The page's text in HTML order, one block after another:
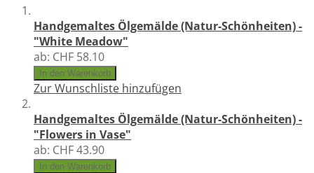
Handgemaltes Ölgemälde (Natur-Schönheiten) -
"White Meadow"
ab: CHF 58.10
In den Warenkorb
Zur Wunschliste hinzufügen
Handgemaltes Ölgemälde (Natur-Schönheiten) -
"Flowers in Vase"
ab: CHF 43.90
In den Warenkorb